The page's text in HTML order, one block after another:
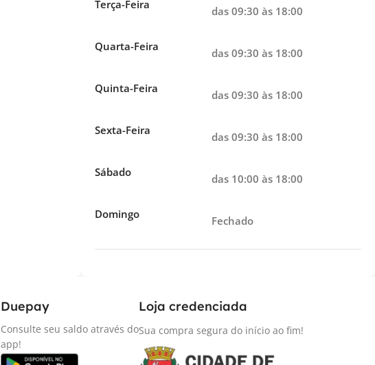
Terça-Feira das 09:30 às 18:00
Quarta-Feira das 09:30 às 18:00
Quinta-Feira das 09:30 às 18:00
Sexta-Feira das 09:30 às 18:00
Sábado das 10:00 às 18:00
Domingo Fechado
Duepay
Consulte seu saldo através do
app!
Loja credenciada
Sua compra segura do início ao fim!